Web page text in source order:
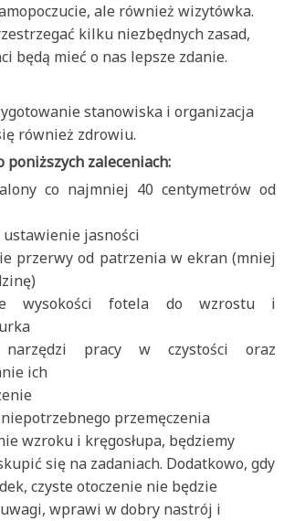
ale również wizytówka.
kilku niezbędnych zasad,
będą mieć o nas lepsze zdanie.
stanowiska i organizacja
również zdrowiu.
poniższych zaleceniach:
co najmniej 40 centymetrów od
jasności
przerwy od patrzenia w ekran (mniej
wysokości fotela do wzrostu i
narzędzi pracy w czystości oraz
ich
przemęczenia
wzroku i kręgosłupa, będziemy
się na zadaniach. Dodatkowo, gdy
czyste otoczenie nie będzie
wprawi w dobry nastrój i